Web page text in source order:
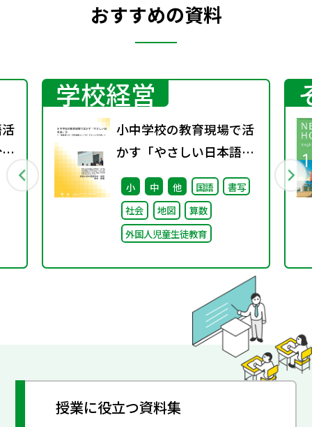
おすすめの資料
学校経営
小中学校の教育現場で活
かす「やさしい日本語」
③ ～「保護者への（学校
運営としての）やさしい
日本語」～
小 中 他 国語
書写
社会
地図
算数
外国人児童生徒教育
授業に役立つ資料集